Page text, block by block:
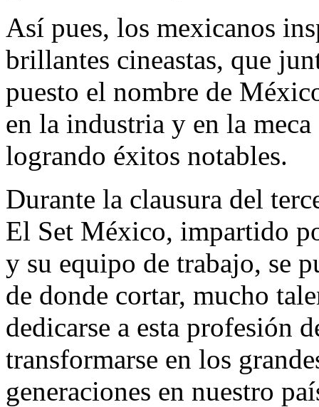
Así pues, los mexicanos
brillantes cineastas, que
puesto el nombre de
en la industria y en la
logrando éxitos notables.
Durante la clausura del
El Set México, impartido
y su equipo de trabajo, se
de donde cortar, mucho
dedicarse a esta profesión
transformarse en los
generaciones en nuestro